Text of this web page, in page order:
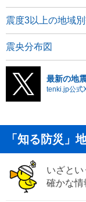
震度3以上の地域
震央分布図
最新の地
tenki.jp公式
「知る防災」
いざと
確かな情